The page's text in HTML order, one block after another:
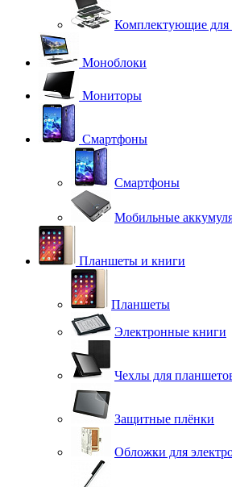
Комплектующие для
Моноблоки
Мониторы
Смартфоны
Смартфоны
Мобильные
Планшеты и книги
Планшеты
Электронные книги
Чехлы для
Защитные плёнки
Обложки для